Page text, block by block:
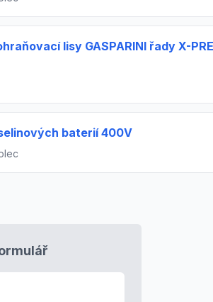
lisy GASPARINI řady X-
baterií 400V